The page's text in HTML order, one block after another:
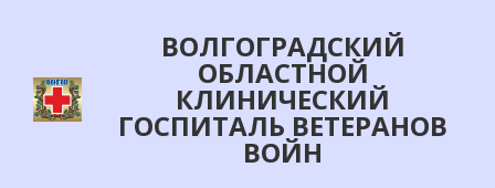
ВОЛГОГРАДСКИЙ
ОБЛАСТНОЙ
КЛИНИЧЕСКИЙ
ГОСПИТАЛЬ ВЕТЕРАНОВ
ВОЙН